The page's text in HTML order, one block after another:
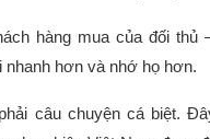
hàng mua của đối thủ
nhanh hơn và nhớ họ hơn.
câu chuyện cá biệt.